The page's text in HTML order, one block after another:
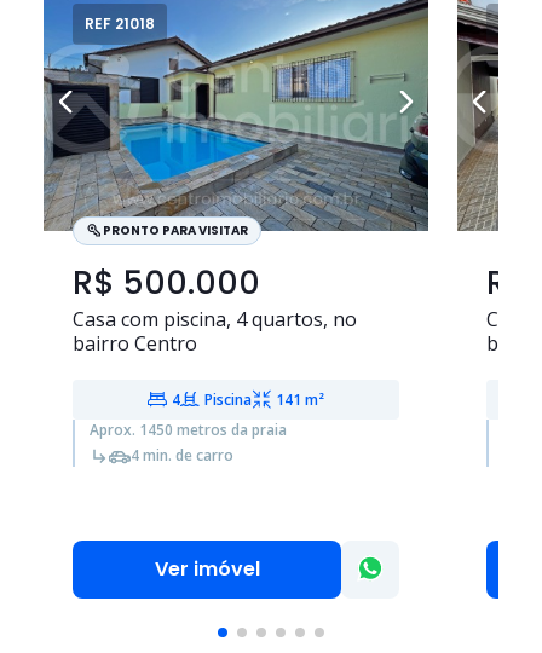
REF 21018
PRONTO PARA VISITAR
R$ 500.000
Casa com piscina, 4 quartos, no
bairro Centro
4 Piscina
141 m²
Aprox. 1450 metros da praia
4 min. de carro
Ver imóvel
Casa